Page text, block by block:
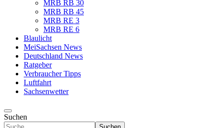
MRB RB 30
MRB RB 45
MRB RE 3
MRB RE 6
Blaulicht
MeiSachsen News
Deutschland News
Ratgeber
Verbraucher Tipps
Luftfahrt
Sachsenwetter
Suchen